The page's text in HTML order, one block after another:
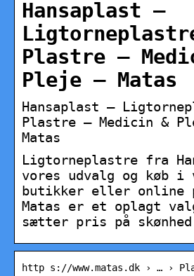
Hansaplast –
Plastre –
Pleje – Matas
Hansaplast –
Plastre – Medicin &
Matas
Ligtorneplastre fra
vores udvalg og køb i
butikker eller online
Matas er et oplagt
sætter pris på
http s://www.matas.dk › … ›